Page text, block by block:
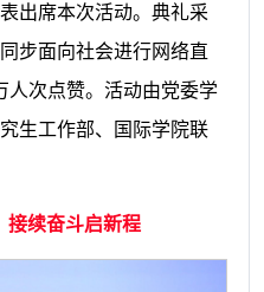
出席本次活动。典礼采
步面向社会进行网络直
人次点赞。活动由党委学
生工作部、国际学院联
接续奋斗启新程